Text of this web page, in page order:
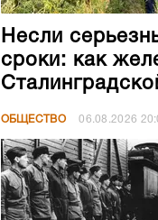
Несли
сроки: как
ОБЩЕСТВО 06.08.2026